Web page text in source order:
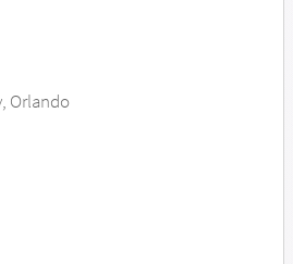
Orlando